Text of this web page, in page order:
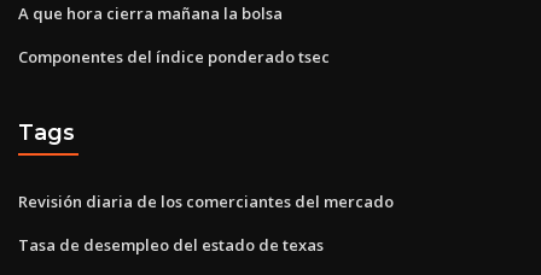
A que hora cierra mañana la bolsa
Componentes del índice ponderado tsec
Tags
Revisión diaria de los comerciantes del mercado
Tasa de desempleo del estado de texas